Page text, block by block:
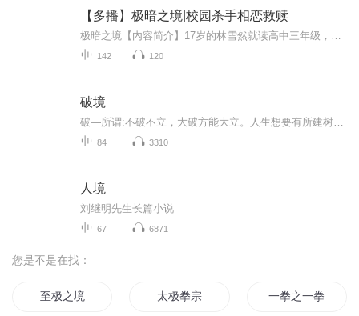
【多播】极暗之境|校园杀手相恋救赎
142 120
破境
84 3310
人境
刘继明先生长篇小说
67 6871
您是不是在找：
至极之境 太极拳宗 一拳之一拳超人